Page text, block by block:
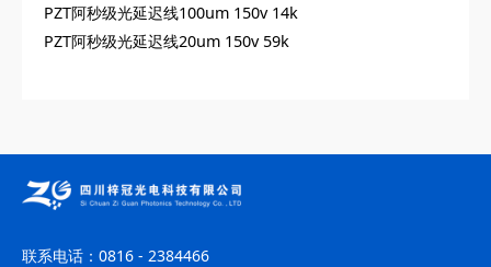
PZT阿秒级光延迟线100um 150v 14k
PZT阿秒级光延迟线20um 150v 59k
联系电话： 0816 - 2384466